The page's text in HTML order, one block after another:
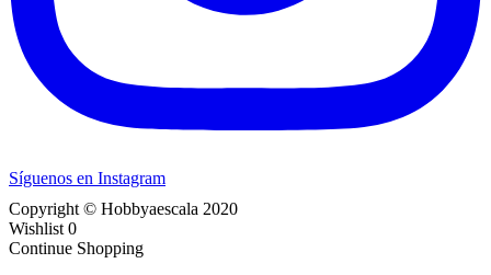
Síguenos en Instagram
Copyright © Hobbyaescala 2020
Wishlist 0
Continue Shopping